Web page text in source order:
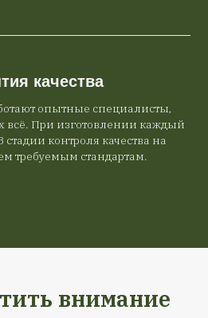
качества
опытные специалисты,
всё. При изготовлении каждый
контроля качества на
требуемым стандартам.
внимание